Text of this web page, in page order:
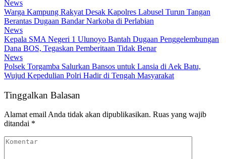
News
Warga Kampung Rakyat Desak Kapolres Labusel Turun Tangan
Berantas Dugaan Bandar Narkoba di Perlabian
News
Kepala SMA Negeri 1 Ulunoyo Bantah Dugaan Penggelembungan
Dana BOS, Tegaskan Pemberitaan Tidak Benar
News
Polsek Torgamba Salurkan Bansos untuk Lansia di Aek Batu,
Wujud Kepedulian Polri Hadir di Tengah Masyarakat
Tinggalkan Balasan
Alamat email Anda tidak akan dipublikasikan. Ruas yang wajib
ditandai *